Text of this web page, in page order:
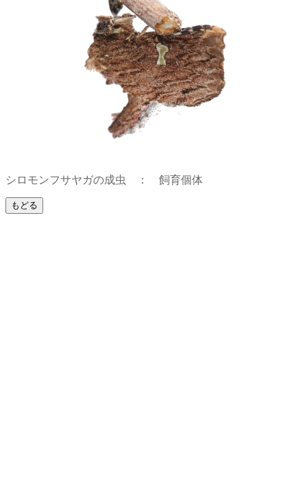
シロモンフサヤガの成虫 ： 飼育個体